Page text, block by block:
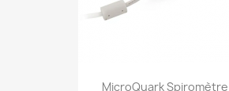
MicroQuark Spiromètre